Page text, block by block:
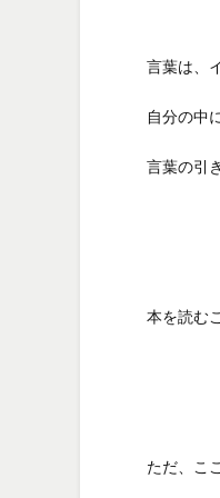
言葉は、
自分の中
言葉の引
本を読む
ただ、こ